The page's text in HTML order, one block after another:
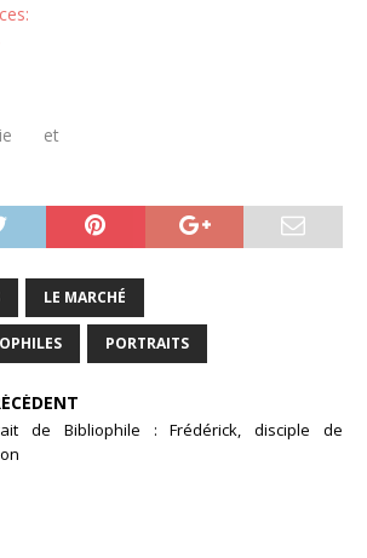
et
LE MARCHÉ
PORTRAITS
de Bibliophile : Frédérick, disciple de